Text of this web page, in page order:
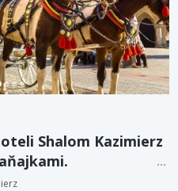
Shalom Kazimierz